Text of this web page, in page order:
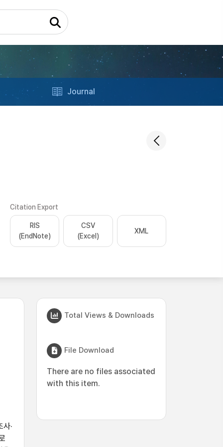
Journal
Citation Export
RIS
(EndNote)
CSV
(Excel)
XML
·
Total Views & Downloads
File Download
There are no files associated
with this item.